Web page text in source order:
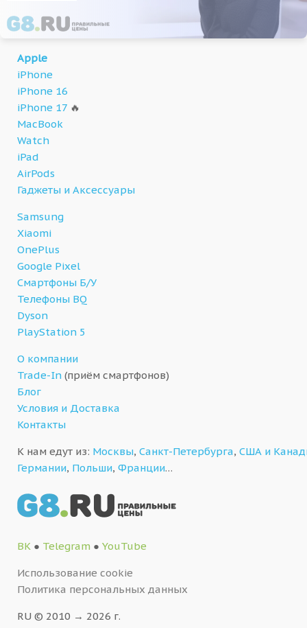
Apple
iPhone
iPhone 16
iPhone 17 🔥
MacBook
Watch
iPad
AirPods
Гаджеты и Аксессуары
Samsung
Xiaomi
OnePlus
Google Pixel
Смартфоны Б/У
Телефоны BQ
Dyson
PlayStation 5
О компании
Trade-In (приём смартфонов)
Блог
Условия и Доставка
Контакты
К нам едут из: Москвы, Санкт-Петербурга, США и
Германии, Польши, Франции…
ВК ● Telegram ● YouTube
Использование cookie
Политика персональных данных
RU © 2010 → 2026 г.